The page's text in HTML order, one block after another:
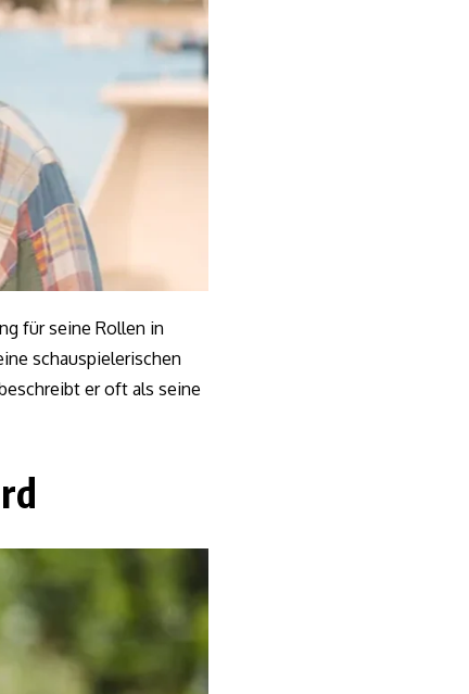
für seine Rollen in
schauspielerischen
er oft als seine